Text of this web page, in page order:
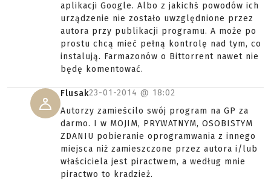
aplikacji Google. Albo z jakichś powodów ich
urządzenie nie zostało uwzględnione przez
autora przy publikacji programu. A może po
prostu chcą mieć pełną kontrolę nad tym, co
instalują. Farmazonów o Bittorrent nawet nie
będę komentować.
Flusak23-01-2014 @ 18:02
Autorzy zamieścilo swój program na GP za
darmo. I w MOJIM, PRYWATNYM, OSOBISTYM
ZDANIU pobieranie oprogramwania z innego
miejsca niż zamieszczone przez autora i/lub
właściciela jest piractwem, a według mnie
piractwo to kradzież.